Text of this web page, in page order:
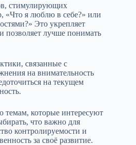
стимулирующих
«Что я люблю в себе?» или
Это укрепляет
позволяет лучше понимать
связанные с
на внимательность
на текущем
темам, которые интересуют
что важно для
контролируемости и
за своё развитие.